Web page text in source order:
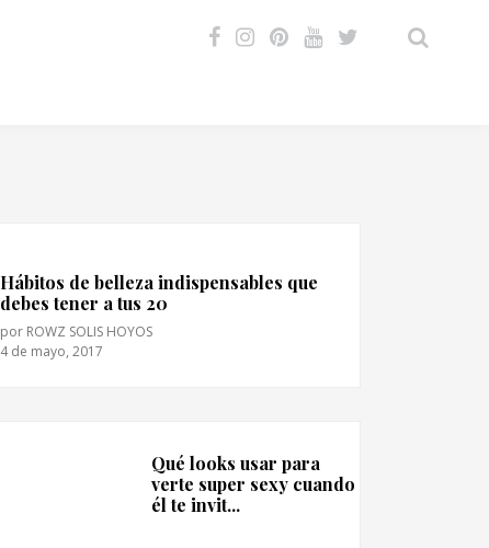
Hábitos de belleza indispensables que
debes tener a tus 20
por ROWZ SOLIS HOYOS
4 de mayo, 2017
Qué looks usar para
verte super sexy cuando
él te invit...